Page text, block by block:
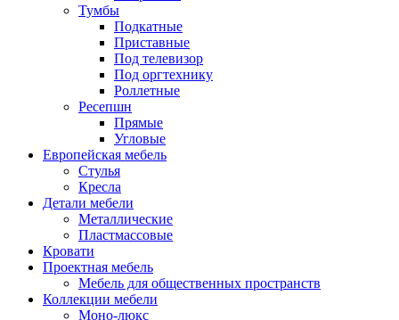
Тумбы
Подкатные
Приставные
Под телевизор
Под оргтехнику
Роллетные
Ресепшн
Прямые
Угловые
Европейская мебель
Стулья
Кресла
Детали мебели
Металлические
Пластмассовые
Кровати
Проектная мебель
Мебель для общественных пространств
Коллекции мебели
Моно-люкс